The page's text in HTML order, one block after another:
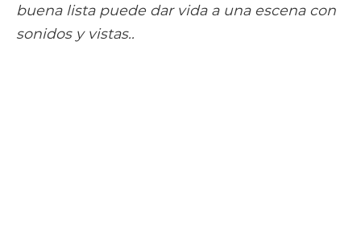
buena lista puede dar vida a una escena con
sonidos y vistas..